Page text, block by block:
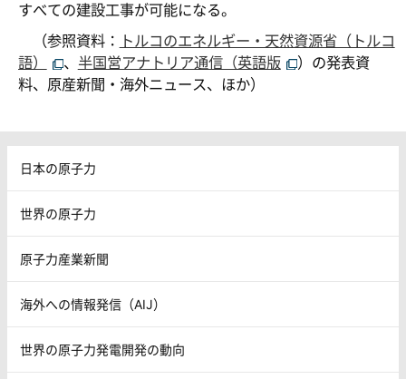
すべての建設工事が可能になる。
（参照資料： トルコのエネルギー・天然資源省（トルコ
語）
、 半国営アナトリア通信（英語版
）の発表資
料、原産新聞・海外ニュース、ほか）
日本の原子力
世界の原子力
原子力産業新聞
海外への情報発信（AIJ）
世界の原子力発電開発の動向